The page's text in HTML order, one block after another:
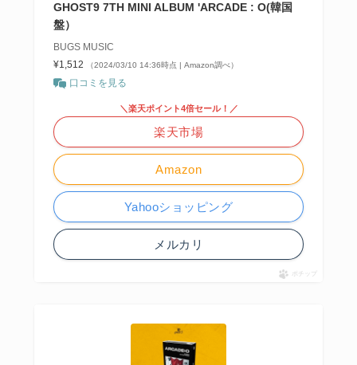
GHOST9 7TH MINI ALBUM 'ARCADE : O(韓国
盤）
BUGS MUSIC
¥1,512
（2024/03/10 14:36時点 | Amazon調べ）
口コミを見る
Amazon
＼楽天ポイント4倍セール！／
楽天市場
Yahooショッピング
メルカリ
ポチップ